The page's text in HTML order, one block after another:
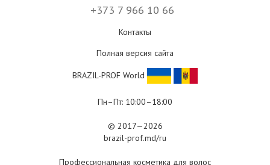
+373 7 966 10 66
Контакты
Полная версия сайта
BRAZIL-PROF World
Пн–Пт: 10:00–18:00
© 2017—2026
brazil-prof.md/ru
Профессиональная косметика для волос